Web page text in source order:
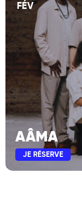
FÉV
AÂMA
JE RÉSERVE